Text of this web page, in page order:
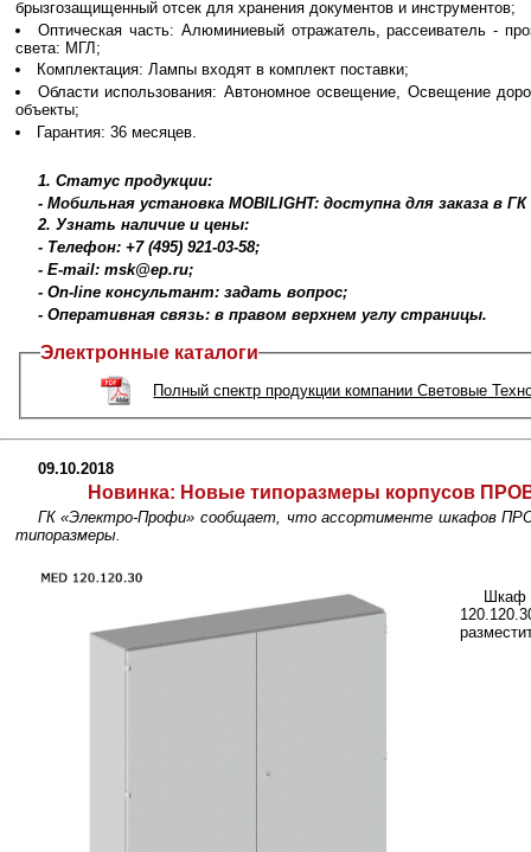
брызгозащищенный отсек для хранения документов и инструментов;
Оптическая часть: Алюминиевый отражатель, рассеиватель -
света: МГЛ;
Комплектация: Лампы входят в комплект поставки;
Области использования: Автономное освещение, Освещение
объекты;
Гарантия: 36 месяцев.
1. Статус продукции:
- Мобильная установка MOBILIGHT: доступна для заказа в
2. Узнать наличие и цены:
- Телефон: +7 (495) 921-03-58;
- E-mail: msk@ep.ru;
- On-line консультант: задать вопрос;
- Оперативная связь: в правом верхнем углу страницы.
Электронные каталоги
Полный спектр продукции компании Световые
09.10.2018
Новинка: Новые типоразмеры корпусов
ГК «Электро-Профи» сообщает, что ассортименте шкафов
типоразмеры.
Шкаф